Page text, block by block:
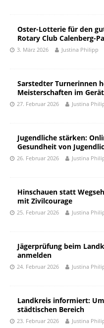
Oster-Lotterie für den
Rotary Club Calenberg-
3. März 2026 Justina Philipp
Sarstedter Turnerinnen
Meisterschaften im
27. Februar 2026 Justina
Jugendliche stärken:
Gesundheit von
26. Februar 2026 Justina
Hinschauen statt
mit Zivilcourage
25. Februar 2026 Justina
Jägerprüfung beim
anmelden
24. Februar 2026 Justina
Landkreis informiert:
städtischen Bereich
23. Februar 2026 Justina